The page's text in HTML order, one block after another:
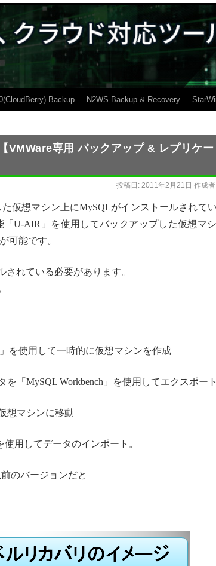
Backup N2WS Backup & Recovery
VMWare専用 バックアップ & レプリケー
投稿日: 2011年2月21日 作成
仮想マシン上にMySQLがインストールされて
「U-AIR」を使用してバックアップした仮想マ
可能です。
されている必要があります。
を使用して一時的に仮想マシンを作成
「MySQL Workbench」を使用してエクスポート
想マシンに移動
用してデータのインポート。
のバージョンだと